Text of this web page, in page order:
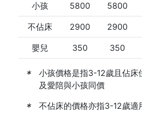
小孩 5800 5800
不佔床 2900 2900
嬰兒 350 350
小孩價格是指3-12歲且佔床
及愛陪與小孩同價
不佔床的價格亦指3-12歲適